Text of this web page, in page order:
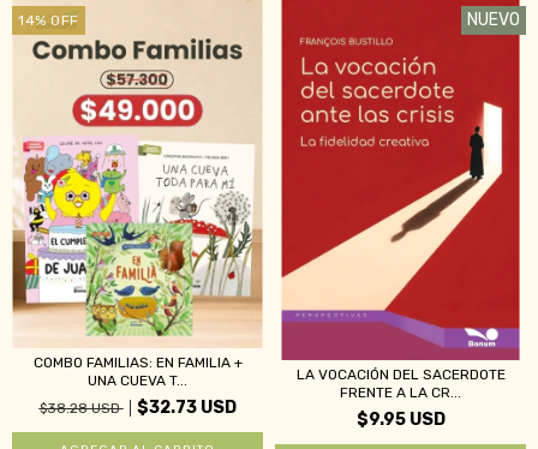
14% OFF
COMBO FAMILIAS: EN FAMILIA +
UNA CUEVA T...
$38.28 USD
$32.73 USD
NUEVO
LA VOCACIÓN DEL SACERDOTE
FRENTE A LA CR...
$9.95 USD